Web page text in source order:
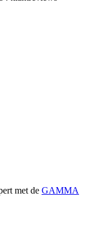
met de GAMMA